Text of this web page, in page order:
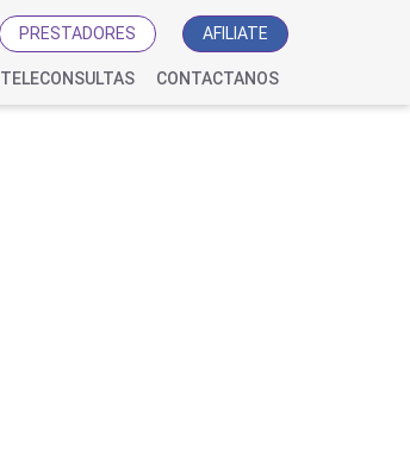
PRESTADORES AFILIATE
TELECONSULTAS CONTACTANOS